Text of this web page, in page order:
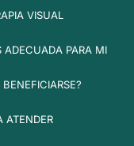
VISUAL
ADECUADA PARA MI
ATENDER